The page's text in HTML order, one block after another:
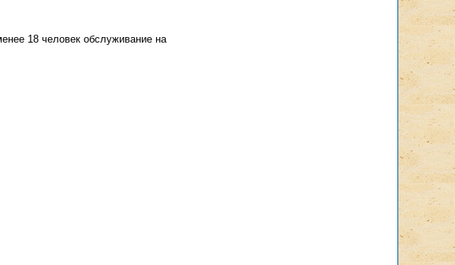
18 человек обслуживание на